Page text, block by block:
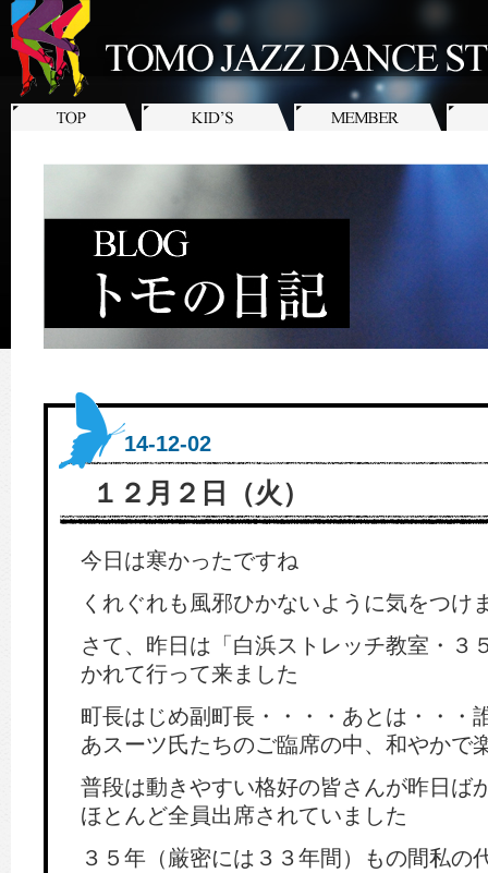
14-12-02
１２月２日（火）
今日は寒かったですね
くれぐれも風邪ひかないように気をつ
さて、昨日は「白浜ストレッチ教室・３
かれて行って来ました
町長はじめ副町長・・・・あとは・・
あスーツ氏たちのご臨席の中、和やかで
普段は動きやすい格好の皆さんが昨日ば
ほとんど全員出席されていました
３５年（厳密には３３年間）もの間私の